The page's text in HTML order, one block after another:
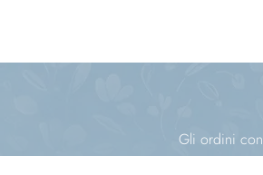
Gli ordini